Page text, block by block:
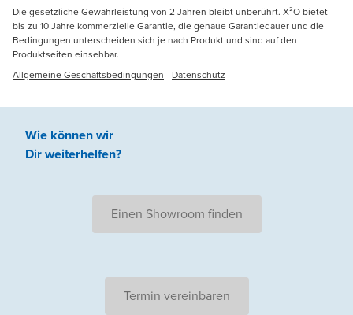
Die gesetzliche Gewährleistung von 2 Jahren bleibt unberührt. X²O bietet
bis zu 10 Jahre kommerzielle Garantie, die genaue Garantiedauer und die
Bedingungen unterscheiden sich je nach Produkt und sind auf den
Produktseiten einsehbar.
Allgemeine Geschäftsbedingungen - Datenschutz
Wie können wir
Dir weiterhelfen?
Einen Showroom finden
Termin vereinbaren